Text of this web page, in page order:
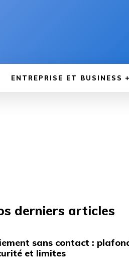
ENTREPRISE ET BUSINESS
derniers articles
sans contact :
et limites